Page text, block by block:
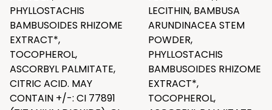
PHYLLOSTACHIS
BAMBUSOIDES RHIZOME
EXTRACT*,
TOCOPHEROL,
ASCORBYL PALMITATE,
CITRIC ACID. MAY
CONTAIN +/-: CI 77891
LECITHIN, BAMBUSA
ARUNDINACEA STEM
POWDER,
PHYLLOSTACHIS
BAMBUSOIDES RHIZOME
EXTRACT*,
TOCOPHEROL,